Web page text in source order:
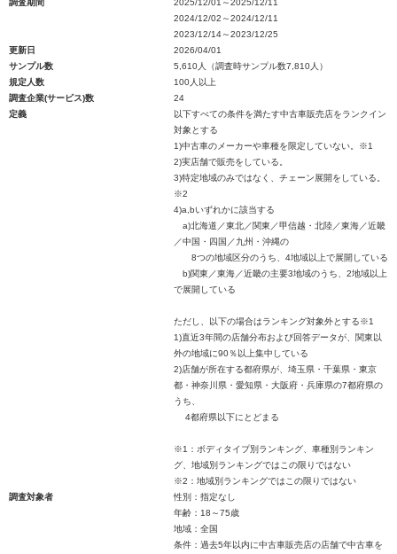
調査期間
2025/12/01～2025/12/11
2024/12/02～2024/12/11
2023/12/14～2023/12/25
更新日
2026/04/01
サンプル数
5,610人（調査時サンプル数7,810人）
規定人数
100人以上
調査企業(サービス)数
24
定義
以下すべての条件を満たす中古車販売店をランクイン
対象とする
1)中古車のメーカーや車種を限定していない。※1
2)実店舗で販売をしている。
3)特定地域のみではなく、チェーン展開をしている。
※2
4)a,bいずれかに該当する
a)北海道／東北／関東／甲信越・北陸／東海／近畿
／中国・四国／九州・沖縄の
8つの地域区分のうち、4地域以上で展開している
b)関東／東海／近畿の主要3地域のうち、2地域以上
で展開している
ただし、以下の場合はランキング対象外とする※1
1)直近3年間の店舗分布および回答データが、関東以
外の地域に90％以上集中している
2)店舗が所在する都府県が、埼玉県・千葉県・東京
都・神奈川県・愛知県・大阪府・兵庫県の7都府県の
うち、
4都府県以下にとどまる
※1：ボディタイプ別ランキング、車種別ランキン
グ、地域別ランキングではこの限りではない
※2：地域別ランキングではこの限りではない
調査対象者
性別：指定なし
年齢：18～75歳
地域：全国
条件：過去5年以内に中古車販売店の店舗で中古車を